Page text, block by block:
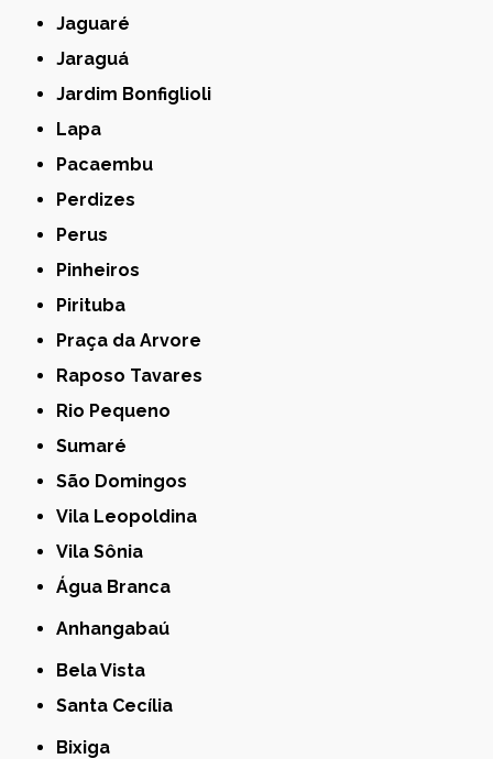
Jaguaré
Jaraguá
Jardim Bonfiglioli
Lapa
Pacaembu
Perdizes
Perus
Pinheiros
Pirituba
Praça da Arvore
Raposo Tavares
Rio Pequeno
Sumaré
São Domingos
Vila Leopoldina
Vila Sônia
Água Branca
Anhangabaú
Bela Vista
Santa Cecília
Bixiga